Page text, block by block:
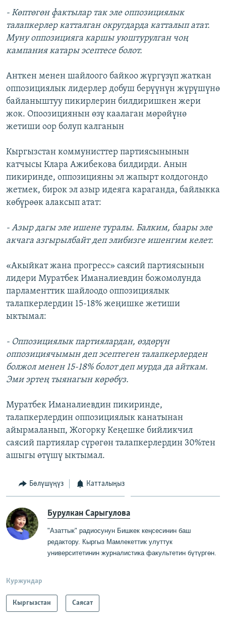
- Көптөгөн фактылар так эле оппозициялык
талапкерлер катталган округдарда катталып атат.
Муну оппозицияга каршы уюштурулган чоң
кампания катары эсептесе болот.
Анткен менен шайлоого байкоо жүргүзүп жаткан
оппозициялык лидерлер добуш берүүнүн жүрүшүнө
байланыштуу пикирлерин билдиришкен жери
жок. Опоозициянын өзү каалаган мөрөйүнө
жетиши оор болуп калганын
Кыргызстан коммунисттер партиясынынын
катчысы Клара Ажибекова билдирди. Анын
пикиринде, оппозицияны эл жапырт колдогондо
жетмек, бирок эл азыр идеяга караганда, байлыкка
көбүрөөк алаксып атат:
- Азыр дагы эле ишене туралы. Балким, баары эле
акчага азгырылбайт деп элибизге ишенгим келет.
«Акыйкат жана прогресс» саясий партиясынын
лидери Муратбек Иманалиевдин божомолунда
парламенттик шайлоодо оппозициялык
талапкерлердин 15-18% жеңишке жетиши
ыктымал:
- Оппозициялык партиялардан, өздөрүн
оппозициячымын деп эсептеген талапкерлерден
болжол менен 15-18% болот деп мурда да айткам.
Эми эртең тыянагын көрөбүз.
Муратбек Иманалиевдин пикиринде,
талапкерлердин оппозициялык канатынан
айырмаланып, Жогорку Кеңешке бийликчил
саясий партиялар сүрөгөн талапкерлердин 30%тен
ашыгы өтүшү ыктымал.
Бөлүшүңүз Катталыңыз
Бурулкан Сарыгулова
"Азаттык" радиосунун Бишкек кеңсесинин баш
редактору. Кыргыз Мамлекеттик улуттук
университетинин журналистика факультетин бүтүргөн.
Куржундар
Кыргызстан Саясат